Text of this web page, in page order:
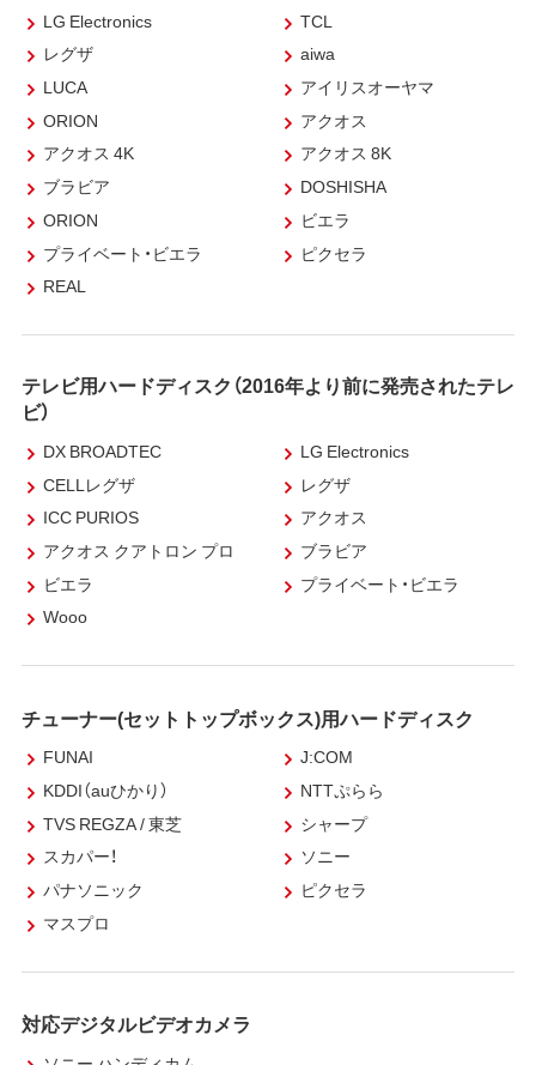
LG Electronics
TCL
レグザ
aiwa
LUCA
アイリスオーヤマ
ORION
アクオス
アクオス 4K
アクオス 8K
ブラビア
DOSHISHA
ORION
ビエラ
プライベート・ビエラ
ピクセラ
REAL
テレビ用ハードディスク（2016年より前に発売されたテレ
ビ）
DX BROADTEC
LG Electronics
CELLレグザ
レグザ
ICC PURIOS
アクオス
アクオス クアトロン プロ
ブラビア
ビエラ
プライベート・ビエラ
Wooo
チューナー(セットトップボックス)用ハードディスク
FUNAI
J:COM
KDDI（auひかり）
NTTぷらら
TVS REGZA / 東芝
シャープ
スカパー！
ソニー
パナソニック
ピクセラ
マスプロ
対応デジタルビデオカメラ